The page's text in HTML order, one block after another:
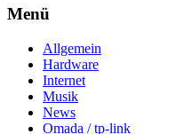
Menü
Allgemein
Hardware
Internet
Musik
News
Omada / tp-link